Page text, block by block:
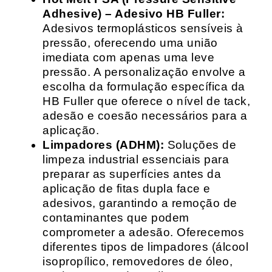
Adhesive) – Adesivo HB Fuller:
Adesivos termoplásticos sensíveis à
pressão, oferecendo uma união
imediata com apenas uma leve
pressão. A personalização envolve a
escolha da formulação específica da
HB Fuller que oferece o nível de tack,
adesão e coesão necessários para a
aplicação.
Limpadores (ADHM): Soluções de
limpeza industrial essenciais para
preparar as superfícies antes da
aplicação de fitas dupla face e
adesivos, garantindo a remoção de
contaminantes que podem
comprometer a adesão. Oferecemos
diferentes tipos de limpadores (álcool
isopropílico, removedores de óleo,